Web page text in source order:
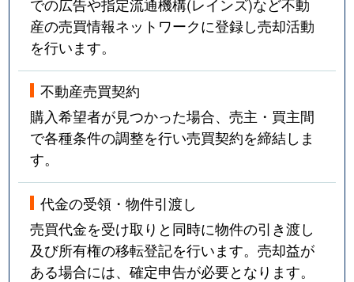
産の売買情報ネットワークに登録し売却活動
を行います。
不動産売買契約
購入希望者が見つかった場合、売主・買主間
で各種条件の調整を行い売買契約を締結しま
す。
代金の受領・物件引渡し
売買代金を受け取りと同時に物件の引き渡し
及び所有権の移転登記を行います。売却益が
ある場合には、確定申告が必要となります。